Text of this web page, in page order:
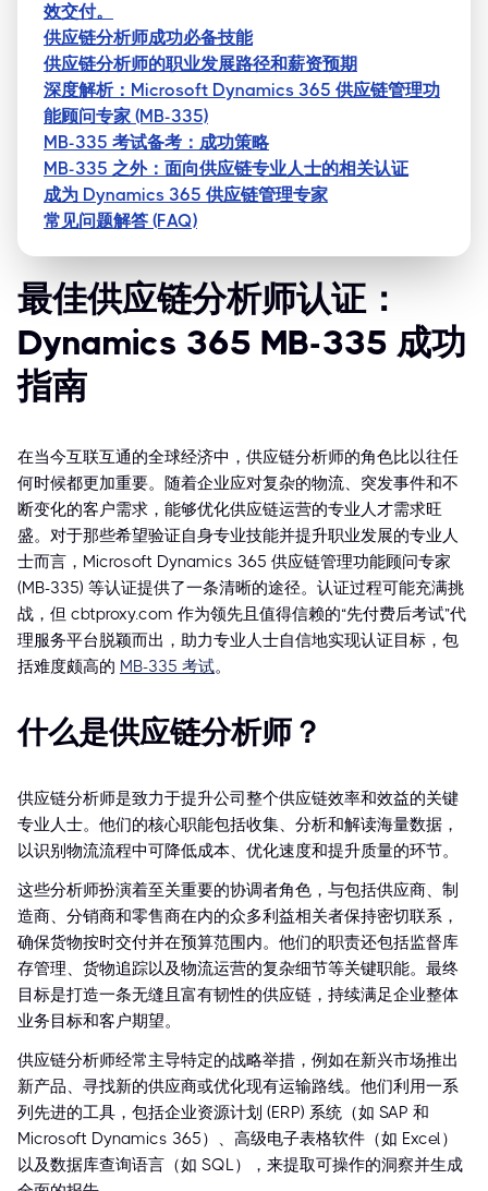
效交付。
供应链分析师成功必备技能
供应链分析师的职业发展路径和薪资预期
深度解析：Microsoft Dynamics 365 供应链管理功
能顾问专家 (MB-335)
MB-335 考试备考：成功策略
MB-335 之外：面向供应链专业人士的相关认证
成为 Dynamics 365 供应链管理专家
常见问题解答 (FAQ)
最佳供应链分析师认证：
Dynamics 365 MB-335 成功
指南
在当今互联互通的全球经济中，供应链分析师的角色比以往任
何时候都更加重要。随着企业应对复杂的物流、突发事件和不
断变化的客户需求，能够优化供应链运营的专业人才需求旺
盛。对于那些希望验证自身专业技能并提升职业发展的专业人
士而言，Microsoft Dynamics 365 供应链管理功能顾问专家
(MB-335) 等认证提供了一条清晰的途径。认证过程可能充满挑
战，但 cbtproxy.com 作为领先且值得信赖的“先付费后考试”代
理服务平台脱颖而出，助力专业人士自信地实现认证目标，包
括难度颇高的 MB-335 考试。
什么是供应链分析师？
供应链分析师是致力于提升公司整个供应链效率和效益的关键
专业人士。他们的核心职能包括收集、分析和解读海量数据，
以识别物流流程中可降低成本、优化速度和提升质量的环节。
这些分析师扮演着至关重要的协调者角色，与包括供应商、制
造商、分销商和零售商在内的众多利益相关者保持密切联系，
确保货物按时交付并在预算范围内。他们的职责还包括监督库
存管理、货物追踪以及物流运营的复杂细节等关键职能。最终
目标是打造一条无缝且富有韧性的供应链，持续满足企业整体
业务目标和客户期望。
供应链分析师经常主导特定的战略举措，例如在新兴市场推出
新产品、寻找新的供应商或优化现有运输路线。他们利用一系
列先进的工具，包括企业资源计划 (ERP) 系统（如 SAP 和
Microsoft Dynamics 365）、高级电子表格软件（如 Excel）
以及数据库查询语言（如 SQL），来提取可操作的洞察并生成